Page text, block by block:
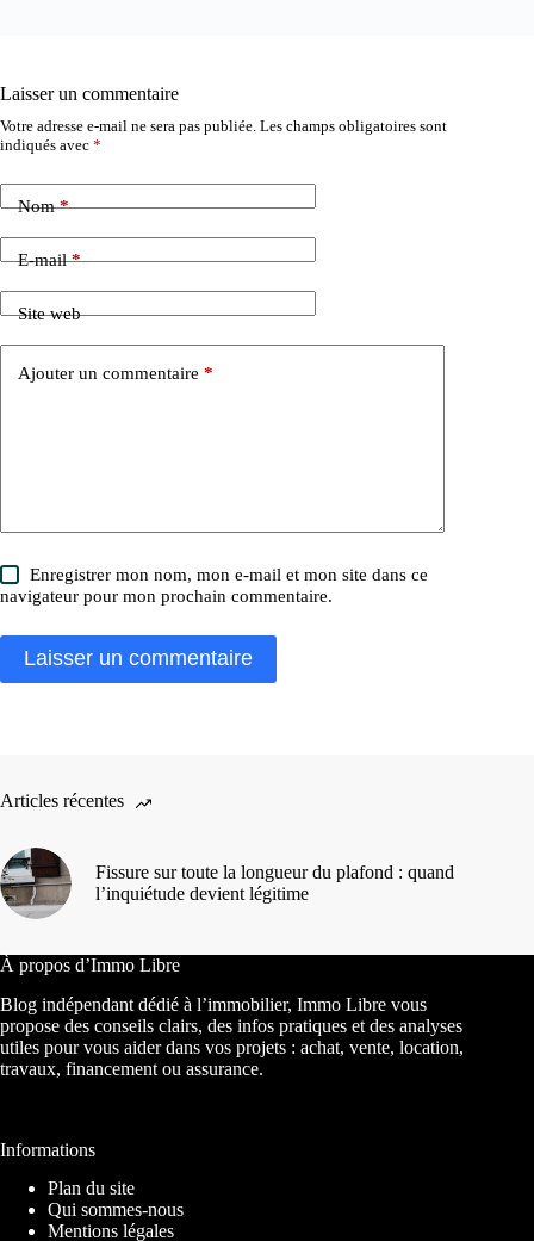
Laisser un commentaire
Votre adresse e-mail ne sera pas publiée. Les champs obligatoires sont
indiqués avec *
Nom*
E-mail*
Site web
Ajouter un commentaire *
Enregistrer mon nom, mon e-mail et mon site dans ce
navigateur pour mon prochain commentaire.
Laisser un commentaire
Articles récentes
Fissure sur toute la longueur du plafond : quand
l’inquiétude devient légitime
À propos d’Immo Libre
Blog indépendant dédié à l’immobilier, Immo Libre vous
propose des conseils clairs, des infos pratiques et des analyses
utiles pour vous aider dans vos projets : achat, vente, location,
travaux, financement ou assurance.
Informations
Plan du site
Qui sommes-nous
Mentions légales